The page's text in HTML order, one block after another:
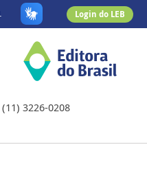
Login do LEB
(11) 3226-0208